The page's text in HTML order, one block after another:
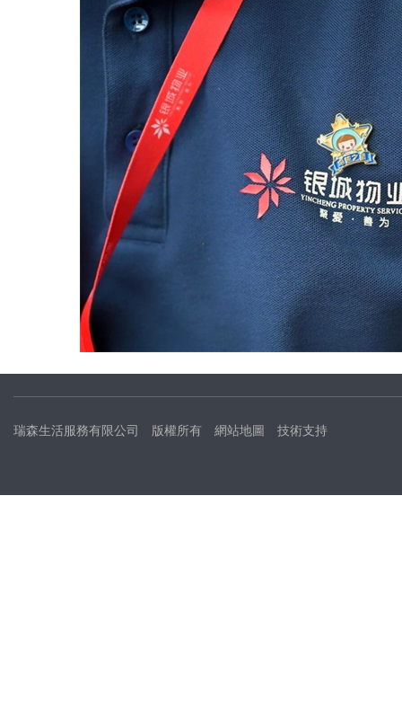
瑞森生活服務有限公司 版權所有 網站地圖 技術支持